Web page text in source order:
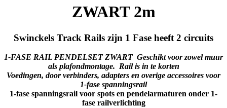
ZWART 2m
Swinckels Track Rails zijn 1 Fase heeft 2 circuits
1-FASE RAIL PENDELSET ZWART Geschikt voor zowel muur
als plafondmontage. Rail is in te korten
Voedingen, door verbinders, adapters en overige accessoires voor
1-fase spanningsrail
1-fase spanningsrail voor spots en pendelarmaturen onder 1-
fase railverlichting